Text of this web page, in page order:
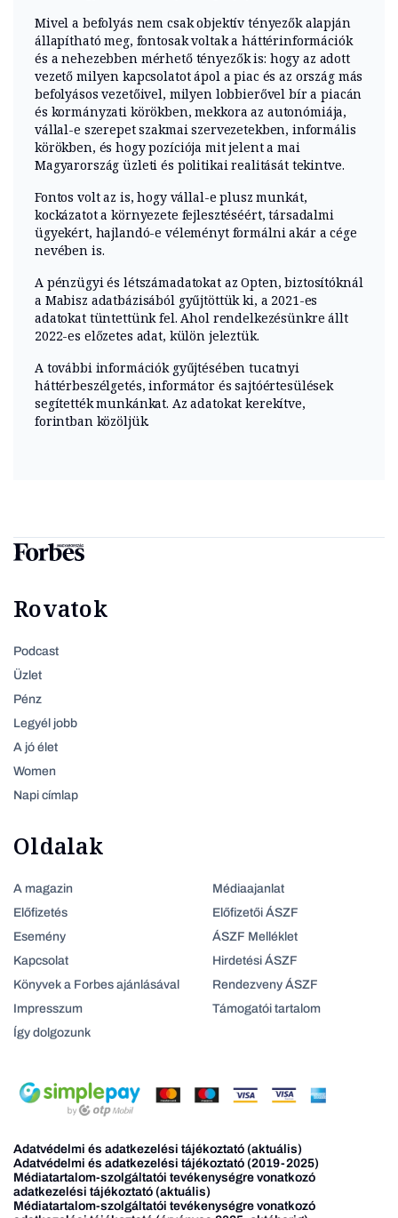
Mivel a befolyás nem csak objektív tényezők alapján
állapítható meg, fontosak voltak a háttérinformációk
és a nehezebben mérhető tényezők is: hogy az adott
vezető milyen kapcsolatot ápol a piac és az ország más
befolyásos vezetőivel, milyen lobbierővel bír a piacán
és kormányzati körökben, mekkora az autonómiája,
vállal-e szerepet szakmai szervezetekben, informális
körökben, és hogy pozíciója mit jelent a mai
Magyarország üzleti és politikai realitását tekintve.
Fontos volt az is, hogy vállal-e plusz munkát,
kockázatot a környezete fejlesztéséért, társadalmi
ügyekért, hajlandó-e véleményt formálni akár a cége
nevében is.
A pénzügyi és létszámadatokat az Opten, biztosítóknál
a Mabisz adatbázisából gyűjtöttük ki, a 2021-es
adatokat tüntettünk fel. Ahol rendelkezésünkre állt
2022-es előzetes adat, külön jeleztük.
A további információk gyűjtésében tucatnyi
háttérbeszélgetés, informátor és sajtóértesülések
segítették munkánkat. Az adatokat kerekítve,
forintban közöljük.
Rovatok
Podcast
Üzlet
Pénz
Legyél jobb
A jó élet
Women
Napi címlap
Oldalak
A magazin
Előfizetés
Esemény
Kapcsolat
Könyvek a Forbes ajánlásával
Impresszum
Így dolgozunk
Médiaajanlat
Előfizetői ÁSZF
ÁSZF Melléklet
Hirdetési ÁSZF
Rendezveny ÁSZF
Támogatói tartalom
Adatvédelmi és adatkezelési tájékoztató (aktuális)
Adatvédelmi és adatkezelési tájékoztató (2019-2025)
Médiatartalom-szolgáltatói tevékenységre vonatkozó
adatkezelési tájékoztató (aktuális)
Médiatartalom-szolgáltatói tevékenységre vonatkozó